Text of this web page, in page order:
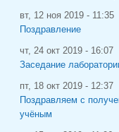
вт, 12 ноя 2019 - 11:35
Поздравление
чт, 24 окт 2019 - 16:07
Заседание
пт, 18 окт 2019 - 12:37
Поздравляем с
учёным